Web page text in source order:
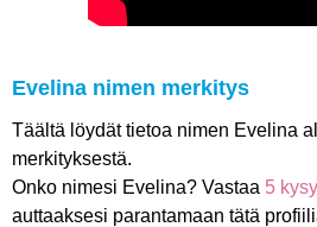
Evelina nimen merkitys
Täältä löydät tietoa nimen Evelina
merkityksestä.
Onko nimesi Evelina? Vastaa 5
auttaaksesi parantamaan tätä